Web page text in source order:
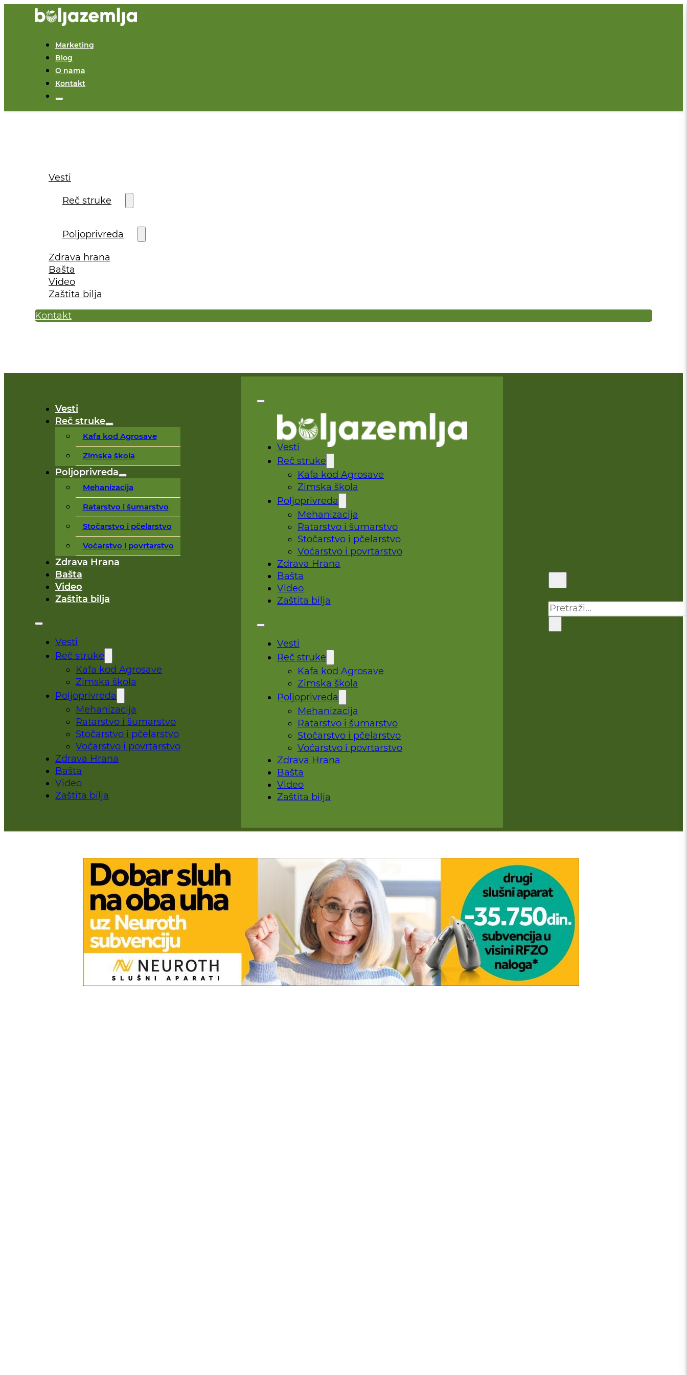
Marketing
Blog
O nama
Kontakt
Vesti
Reč struke
Poljoprivreda
Zdrava hrana
Bašta
Video
Zaštita bilja
Kontakt
Vesti
Reč struke
Kafa kod Agrosave
Zimska škola
Poljoprivreda
Mehanizacija
Ratarstvo i šumarstvo
Stočarstvo i pčelarstvo
Voćarstvo i povrtarstvo
Zdrava Hrana
Bašta
Video
Zaštita bilja
Vesti
Reč struke
Kafa kod Agrosave
Zimska škola
Poljoprivreda
Mehanizacija
Ratarstvo i šumarstvo
Stočarstvo i pčelarstvo
Voćarstvo i povrtarstvo
Zdrava Hrana
Bašta
Video
Zaštita bilja
Vesti
Reč struke
Kafa kod Agrosave
Zimska škola
Poljoprivreda
Mehanizacija
Ratarstvo i šumarstvo
Stočarstvo i pčelarstvo
Voćarstvo i povrtarstvo
Zdrava Hrana
Bašta
Video
Zaštita bilja
Vesti
Reč struke
Kafa kod Agrosave
Zimska škola
Poljoprivreda
Mehanizacija
Ratarstvo i šumarstvo
Stočarstvo i pčelarstvo
Voćarstvo i povrtarstvo
Zdrava Hrana
Bašta
Video
Zaštita bilja
Pretraga